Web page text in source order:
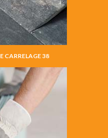
CARRELAGE 38